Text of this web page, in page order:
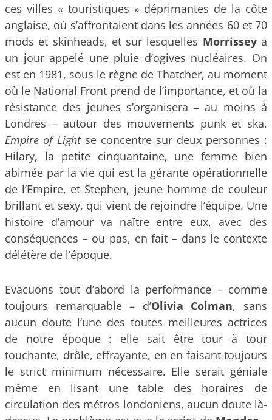
ces villes « touristiques » déprimantes de la côte
anglaise, où s’affrontaient dans les années 60 et 70
mods et skinheads, et sur lesquelles Morrisseya
un jour appelé une pluie d’ogives nucléaires. On
est en 1981, sous le règne de Thatcher, au moment
où le National Front prend de l’importance, et où la
résistance des jeunes s’organisera – au moins à
Londres – autour des mouvements punk et ska.
Empire of Lightse concentre sur deux personnes :
Hilary, la petite cinquantaine, une femme bien
abimée par la vie qui est la gérante opérationnelle
de l’Empire, et Stephen, jeune homme de couleur
brillant et sexy, qui vient de rejoindre l’équipe. Une
histoire d’amour va naître entre eux, avec des
conséquences – ou pas, en fait – dans le contexte
délétère de l’époque.
Evacuons tout d’abord la performance – comme
toujours remarquable – d’Olivia Colman, sans
aucun doute l’une des toutes meilleures actrices
de notre époque : elle sait être tour à tour
touchante, drôle, effrayante, en en faisant toujours
le strict minimum nécessaire. Elle serait géniale
même en lisant une table des horaires de
circulation des métros londoniens, aucun doute là-